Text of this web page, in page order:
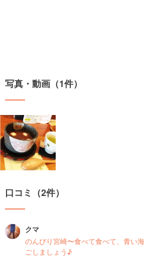
写真・動画（1件）
口コミ（2件）
クマ
のんびり宮崎〜食べて食べて、青い
ごしましょう♪